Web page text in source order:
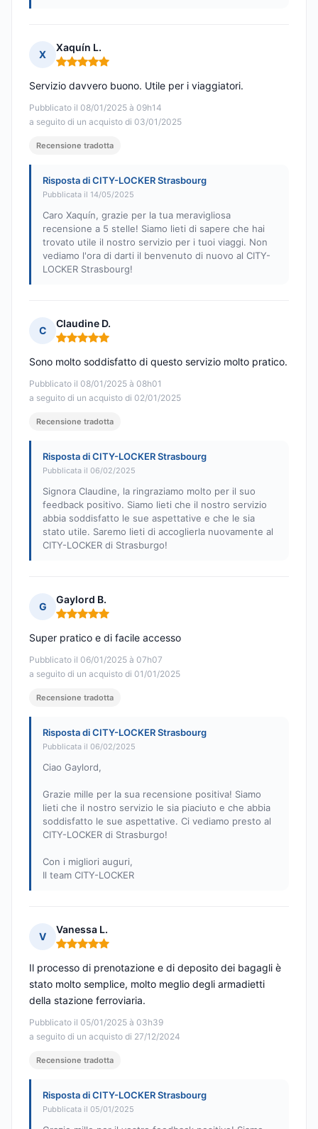
X
Xaquín L.
Nota: 5 su 5
Pubblicato il 08/01/2025 à 09h14
a seguito di un acquisto di 03/01/2025
Servizio davvero buono. Utile per i viaggiatori.
Recensione tradotta
Risposta di CITY-LOCKER Strasbourg
Pubblicata il 14/05/2025
Caro Xaquín, grazie per la tua meravigliosa
recensione a 5 stelle! Siamo lieti di sapere che hai
trovato utile il nostro servizio per i tuoi viaggi. Non
vediamo l'ora di darti il benvenuto di nuovo al CITY-
LOCKER Strasbourg!
C
Claudine D.
Nota: 5 su 5
Pubblicato il 08/01/2025 à 08h01
a seguito di un acquisto di 02/01/2025
Sono molto soddisfatto di questo servizio molto pratico.
Recensione tradotta
Risposta di CITY-LOCKER Strasbourg
Pubblicata il 06/02/2025
Signora Claudine, la ringraziamo molto per il suo
feedback positivo. Siamo lieti che il nostro servizio
abbia soddisfatto le sue aspettative e che le sia
stato utile. Saremo lieti di accoglierla nuovamente al
CITY-LOCKER di Strasburgo!
G
Gaylord B.
Nota: 5 su 5
Pubblicato il 06/01/2025 à 07h07
a seguito di un acquisto di 01/01/2025
Super pratico e di facile accesso
Recensione tradotta
Risposta di CITY-LOCKER Strasbourg
Pubblicata il 06/02/2025
Ciao Gaylord,
Grazie mille per la sua recensione positiva! Siamo
lieti che il nostro servizio le sia piaciuto e che abbia
soddisfatto le sue aspettative. Ci vediamo presto al
CITY-LOCKER di Strasburgo!
Con i migliori auguri,
Il team CITY-LOCKER
V
Vanessa L.
Nota: 5 su 5
Pubblicato il 05/01/2025 à 03h39
a seguito di un acquisto di 27/12/2024
Il processo di prenotazione e di deposito dei bagagli è
stato molto semplice, molto meglio degli armadietti
della stazione ferroviaria.
Recensione tradotta
Risposta di CITY-LOCKER Strasbourg
Pubblicata il 05/01/2025